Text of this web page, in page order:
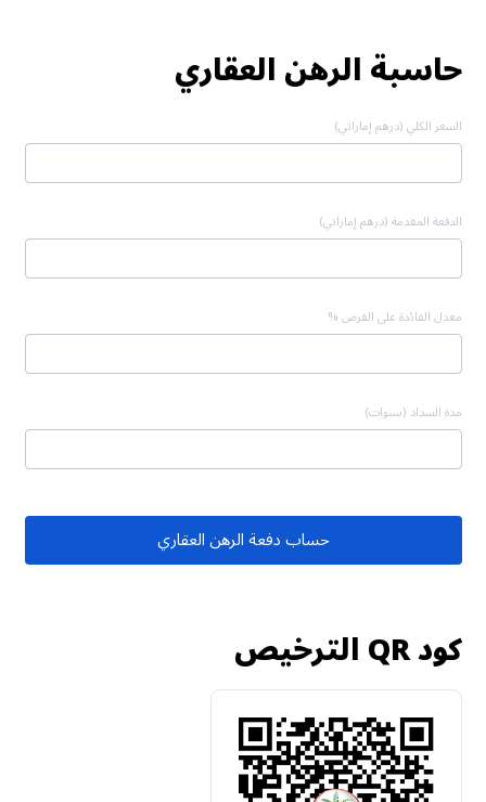
حاسبة الرهن العقاري
السعر الكلي (درهم إماراتي)
الدفعة المقدمة (درهم إماراتي)
معدل الفائدة على القرض %
مدة السداد (سنوات)
حساب دفعة الرهن العقاري
كود QR الترخيص